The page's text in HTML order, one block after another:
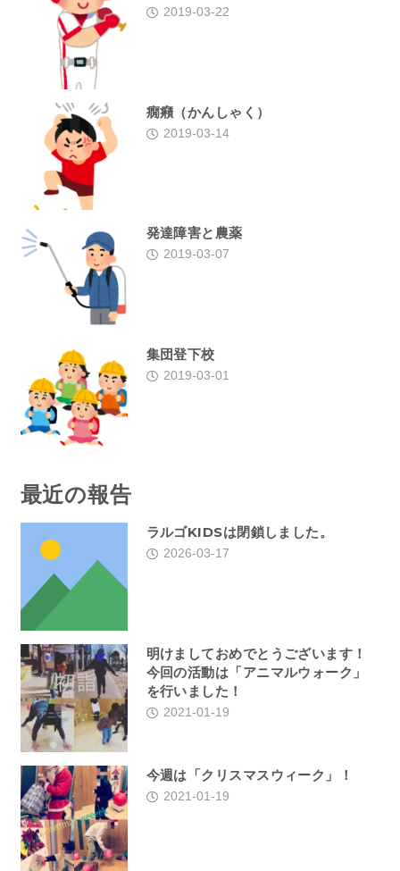
2019-03-22
癇癪（かんしゃく）
2019-03-14
発達障害と農薬
2019-03-07
集団登下校
2019-03-01
最近の報告
ラルゴKIDSは閉鎖しました。
2026-03-17
明けましておめでとうございます！
今回の活動は「アニマルウォーク」
を行いました！
2021-01-19
今週は「クリスマスウィーク」！
2021-01-19